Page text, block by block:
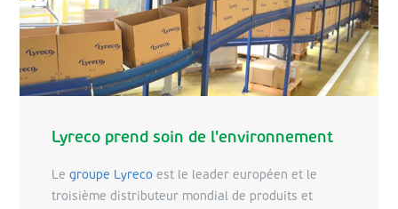
Lyreco prend soin de l'environnement
Le groupe Lyreco est le leader européen et le
troisième distributeur mondial de produits et